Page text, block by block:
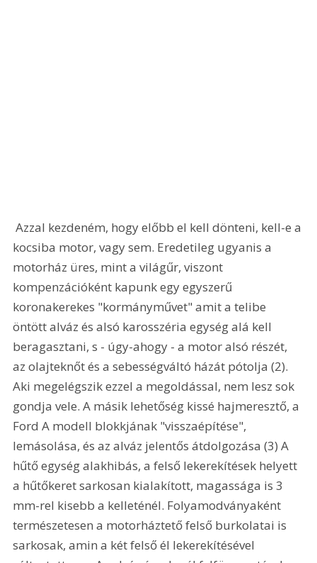
Azzal kezdeném, hogy előbb el kell dönteni, kell-e a
kocsiba motor, vagy sem. Eredetileg ugyanis a
motorház üres, mint a világűr, viszont
kompenzációként kapunk egy egyszerű
koronakerekes "kormányművet" amit a telibe
öntött alváz és alsó karosszéria egység alá kell
beragasztani, s - úgy-ahogy - a motor alsó részét,
az olajteknőt és a sebességváltó házát pótolja (2).
Aki megelégszik ezzel a megoldással, nem lesz sok
gondja vele. A másik lehetőség kissé hajmeresztő, a
Ford A modell blokkjának "visszaépítése",
lemásolása, és az alváz jelentős átdolgozása (3) A
hűtő egység alakhibás, a felső lekerekítések helyett
a hűtőkeret sarkosan kialakított, magassága is 3
mm-rel kisebb a kelleténél. Folyamodványaként
természetesen a motorháztető felső burkolatai is
sarkosak, amin a két felső él lekerekítésével